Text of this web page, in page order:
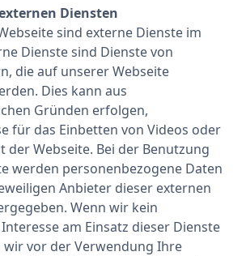
Diensten
sind externe Dienste im
Dienste sind Dienste von
die auf unserer Webseite
Dies kann aus
Gründen erfolgen,
für das Einbetten von Videos oder
der Webseite. Bei der Benutzung
werden personenbezogene Daten
Anbieter dieser externen
Wenn wir kein
am Einsatz dieser Dienste
wir vor der Verwendung Ihre